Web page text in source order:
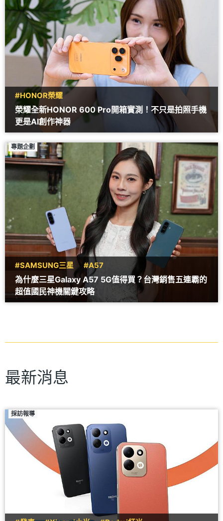
#HONOR榮耀
榮耀全新HONOR 600 Pro開箱實測！不只是拍照手機
更是AI創作神器
專題企劃
#SAMSUNG三星 #A57
為什麼三星Galaxy A57 5G值得買？台灣銷售五連霸的
超值國民神機關鍵攻略
最新消息
採訪報導